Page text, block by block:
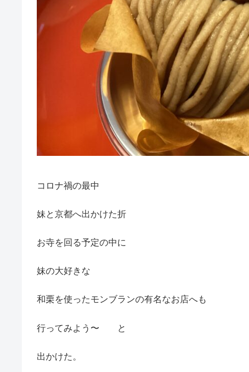
コロナ禍の最中
妹と京都へ出かけた折
お寺を回る予定の中に
妹の大好きな
和栗を使ったモンブランの有名なお店へも
行ってみよう〜 と
出かけた。